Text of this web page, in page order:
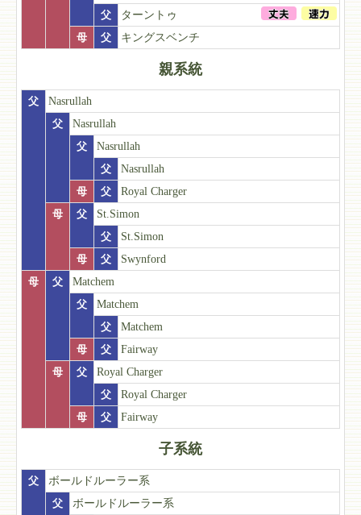
父
ターントゥ
母
父 キングスベンチ
親系統
父
Nasrullah
父
Nasrullah
父
Nasrullah
父
Nasrullah
母
父
Royal Charger
母
父
St.Simon
父
St.Simon
母
父
Swynford
母
父
Matchem
父
Matchem
父
Matchem
母
父
Fairway
母
父
Royal Charger
父
Royal Charger
母
父 Fairway
子系統
父
ボールドルーラー系
父
ボールドルーラー系